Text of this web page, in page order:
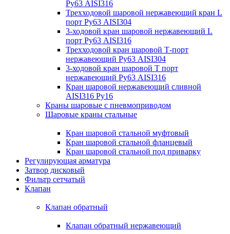
Ру63 AISI316
Трехходовой шаровой нержавеющий кран L
порт Ру63 AISI304
3-ходовой кран шаровой нержавеющий L
порт Ру63 AISI316
Трехходовой кран шаровой Т-порт
нержавеющий Ру63 AISI304
3-ходовой кран шаровой Т порт
нержавеющий Ру63 AISI316
Кран шаровой нержавеющий сливной
AISI316 Ру16
Краны шаровые с пневмоприводом
Шаровые краны стальные
Кран шаровой стальной муфтовый
Кран шаровой стальной фланцевый
Кран шаровой стальной под приварку
Регулирующая арматура
Затвор дисковый
Фильтр сетчатый
Клапан
Клапан обратный
Клапан обратный нержавеющий